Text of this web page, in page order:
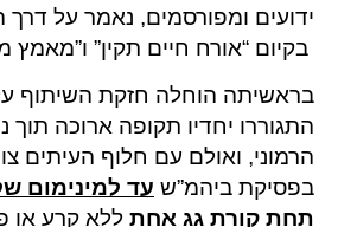
ידועים ומפורסמים, נאמר על דרך
בקיום “אורח חיים תקין” ו”מאמץ
בראשיתה הוחלה חזקת השיתוף
התגוררו יחדיו תקופה ארוכה תוך
הרמוני, ואולם עם חלוף העיתים
בפסיקת ביהמ”ש עד למינימום
תחת קורת גג אחת ללא קרע או